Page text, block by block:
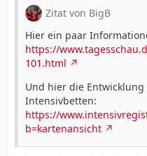
Zitat von BigB
Hier ein paar
https://
101.html
Und hier die
Intensivbetten:
https://
b=kartenansicht